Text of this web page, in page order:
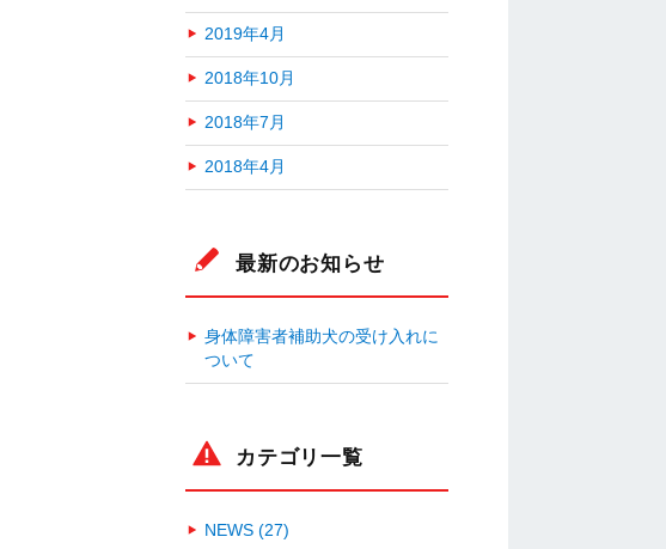
2019年4月
2018年10月
2018年7月
2018年4月
最新のお知らせ
身体障害者補助犬の受け入れに
ついて
カテゴリ一覧
NEWS (27)